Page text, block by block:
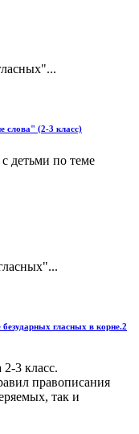
слова" (2-3 класс)
детьми по теме
гласных в корне.2
3 класс.
правописания
так и